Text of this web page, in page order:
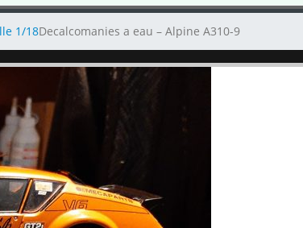
1/18Decalcomanies a eau – Alpine A310-9